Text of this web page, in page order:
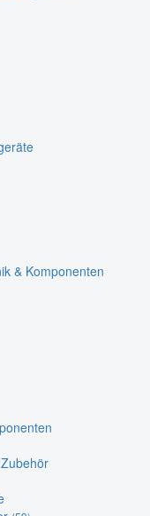
& Komponenten